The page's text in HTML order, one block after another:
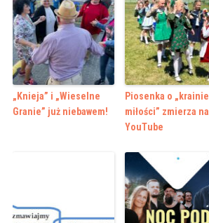
„Knieja” i „Wieselne
Granie” już niebawem!
Piosenka o „krainie
miłości” zmierza na
YouTube